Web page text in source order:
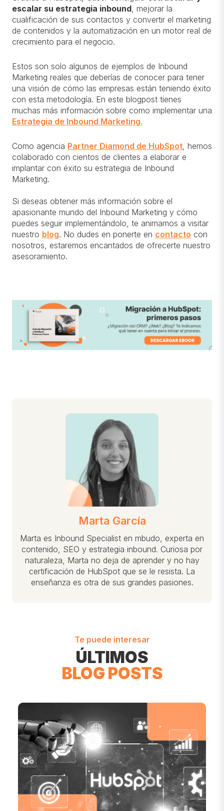
escalar su estrategia inbound, mejorar la
cualificación de sus contactos y convertir el marketing
de contenidos y la automatización en un motor real de
crecimiento para el negocio.
Estos son solo algunos de ejemplos de Inbound
Marketing reales que deberías de conocer para tener
una visión de cómo las empresas están teniendo éxito
con esta metodología. En este blogpost tienes
muchas más información sobre como implementar una
Estrategia de Inbound Marketing.
Como agencia Partner Diamond de HubSpot, hemos
colaborado con cientos de clientes a elaborar e
implantar con éxito su estrategia de Inbound
Marketing.
Si deseas obtener más información sobre el
apasionante mundo del Inbound Marketing y cómo
puedes seguir implementándolo, te animamos a visitar
nuestro blog. No dudes en ponerte en contacto con
nosotros, estaremos encantados de ofrecerte nuestro
asesoramiento.
Marta García
Marta es Inbound Specialist en mbudo, experta en
contenido, SEO y estrategia inbound. Curiosa por
naturaleza, Marta no deja de aprender y no hay
certificación de HubSpot que se le resista. La
enseñanza es otra de sus grandes pasiones.
Te puede interesar
ÚLTIMOS
BLOG POSTS